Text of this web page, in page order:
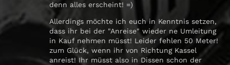
denn alles erscheint! =)
Allerdings möchte ich euch in Kenntnis setzen,
dass ihr bei der "Anreise" wieder ne Umleitung
in Kauf nehmen müsst! Leider fehlen 50 Meter!
zum Glück, wenn ihr von Richtung Kassel
anreist! Ihr müsst also in Dissen schon der